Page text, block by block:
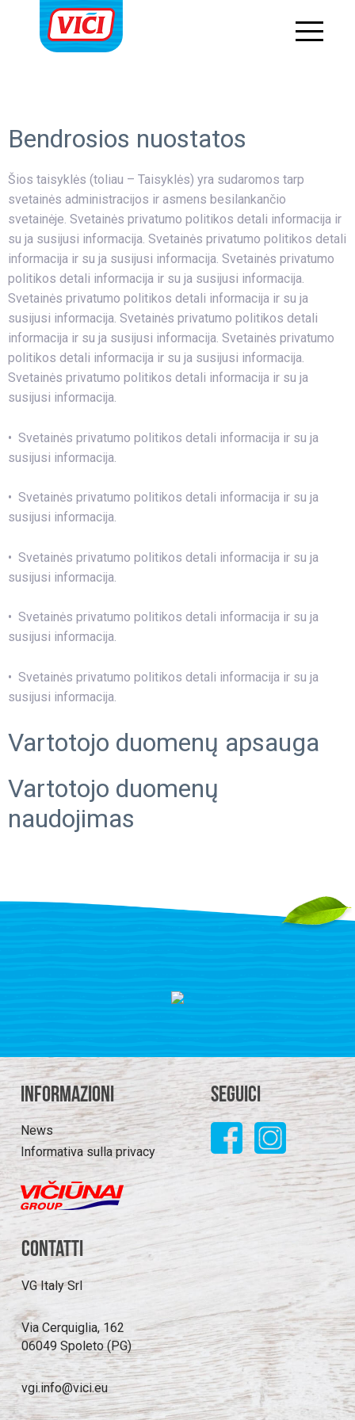
Bendrosios nuostatos
Šios taisyklės (toliau – Taisyklės) yra sudaromos tarp
svetainės administracijos ir asmens besilankančio
svetainėje. Svetainės privatumo politikos detali informacija ir
su ja susijusi informacija. Svetainės privatumo politikos detali
informacija ir su ja susijusi informacija. Svetainės privatumo
politikos detali informacija ir su ja susijusi informacija.
Svetainės privatumo politikos detali informacija ir su ja
susijusi informacija. Svetainės privatumo politikos detali
informacija ir su ja susijusi informacija. Svetainės privatumo
politikos detali informacija ir su ja susijusi informacija.
Svetainės privatumo politikos detali informacija ir su ja
susijusi informacija.
• Svetainės privatumo politikos detali informacija ir su ja
susijusi informacija.
• Svetainės privatumo politikos detali informacija ir su ja
susijusi informacija.
• Svetainės privatumo politikos detali informacija ir su ja
susijusi informacija.
• Svetainės privatumo politikos detali informacija ir su ja
susijusi informacija.
• Svetainės privatumo politikos detali informacija ir su ja
susijusi informacija.
Vartotojo duomenų apsauga
Vartotojo duomenų
naudojimas
Informazioni
News
Informativa sulla privacy
Seguici
Contatti
VG Italy Srl
Via Cerquiglia, 162
06049 Spoleto (PG)
vgi.info@vici.eu